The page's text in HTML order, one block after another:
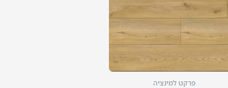
פרקט למינציה
לבחור
את
האפשרויות
בעמוד